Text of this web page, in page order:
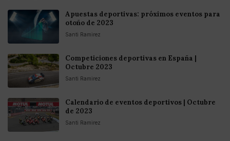
Apuestas deportivas: próximos eventos para
otoño de 2023
Santi Ramirez
Competiciones deportivas en España |
Octubre 2023
Santi Ramirez
Calendario de eventos deportivos | Octubre
de 2023
Santi Ramirez